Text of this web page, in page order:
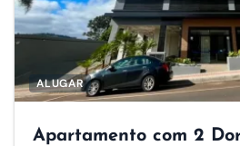
ALUGAR
Apartamento com 2